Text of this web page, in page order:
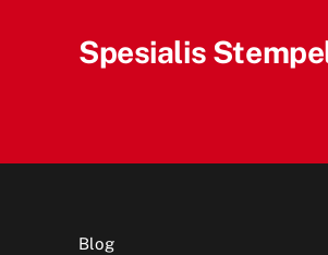
Spesialis
Blog